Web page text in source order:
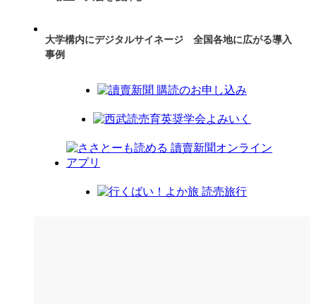
大学構内にデジタルサイネージ 全国各地に広がる導入
事例